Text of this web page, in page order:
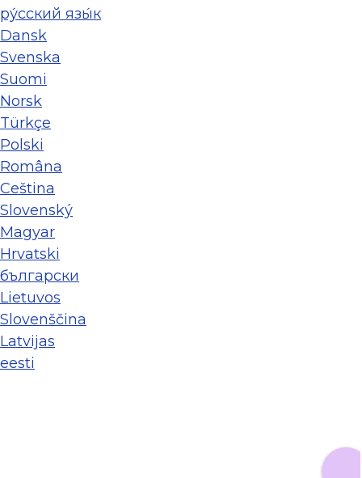
ру́сский язы́к
Dansk
Svenska
Suomi
Norsk
Türkçe
Polski
Româna
Ceština
Slovenský
Magyar
Hrvatski
български
Lietuvos
Slovenščina
Latvijas
eesti